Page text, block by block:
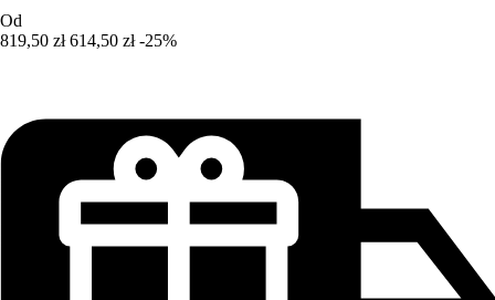
Od
819,50 zł 614,50 zł -25%